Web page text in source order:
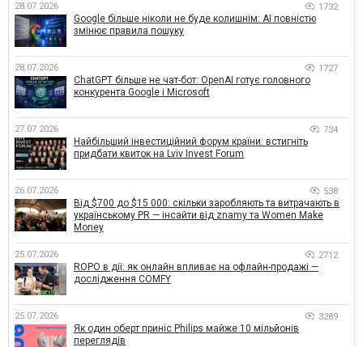
28.07.2026 1732
Google більше ніколи не буде колишнім: AI повністю
змінює правила пошуку
28.07.2026 1727
ChatGPT більше не чат-бот: OpenAI готує головного
конкурента Google і Microsoft
27.07.2026 734
Найбільший інвестиційний форум країни: встигніть
придбати квиток на Lviv Invest Forum
26.07.2026 538
Від $700 до $15 000: скільки заробляють та витрачають в
українському PR — інсайти від znamy та Women Make
Money
25.07.2026 2712
ROPO в дії: як онлайн впливає на офлайн-продажі —
дослідження COMFY
25.07.2026 3289
Як один оберт приніс Philips майже 10 мільйонів
переглядів